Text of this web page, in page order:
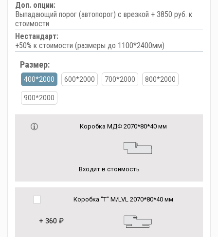
Доп. опции:
Выпадающий порог (автопорог) с врезкой + 3850 руб. к
стоимости
Нестандарт:
+50% к стоимости (размеры до 1100*2400мм)
Размер:
400*2000 600*2000 700*2000 800*2000
900*2000
Коробка МДФ 2070*80*40 мм
Входит в стоимость
Коробка "Т" M/LVL 2070*80*40 мм
+ 360 ₽